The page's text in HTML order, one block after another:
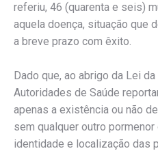
referiu, 46 (quarenta e seis)
aquela doença, situação que
a breve prazo com êxito.
Dado que, ao abrigo da Lei
Autoridades de Saúde
apenas a existência ou não
sem qualquer outro
identidade e localização das